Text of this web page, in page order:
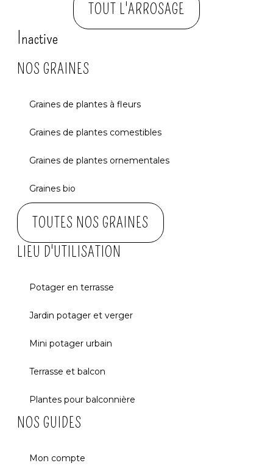
TOUT L'ARROSAGE
Inactive
NOS GRAINES
Graines de plantes à fleurs
Graines de plantes comestibles
Graines de plantes ornementales
Graines bio
TOUTES NOS GRAINES
LIEU D'UTILISATION
Potager en terrasse
Jardin potager et verger
Mini potager urbain
Terrasse et balcon
Plantes pour balconnière
NOS GUIDES
Mon compte